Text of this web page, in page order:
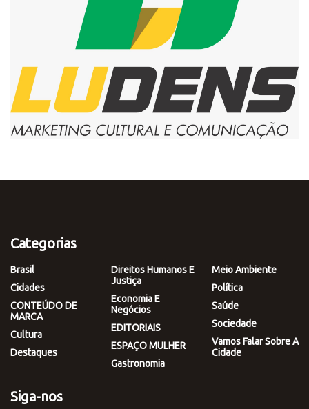
Categorias
Brasil
Cidades
CONTEÚDO DE
MARCA
Cultura
Destaques
Direitos Humanos E
Justiça
Economia E
Negócios
EDITORIAIS
ESPAÇO MULHER
Gastronomia
Meio Ambiente
Política
Saúde
Sociedade
Vamos Falar Sobre A
Cidade
Siga-nos